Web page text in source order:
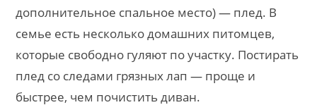
дополнительное спальное место) — плед. В
семье есть несколько домашних питомцев,
которые свободно гуляют по участку. Постирать
плед со следами грязных лап — проще и
быстрее, чем почистить диван.